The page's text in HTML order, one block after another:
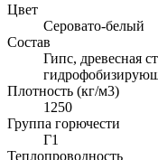
Цвет
Серовато-белый
Состав
Гипс, древесная
Плотность (кг/м3)
1250
Группа горючести
Г1
Теплопроводность